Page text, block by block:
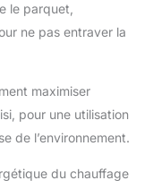
le parquet,
ne pas entraver la
maximiser
pour une utilisation
de l’environnement.
du chauffage